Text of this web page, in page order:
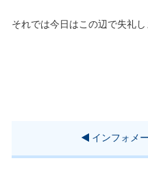
それでは今日はこの辺で失礼し
インフォメ